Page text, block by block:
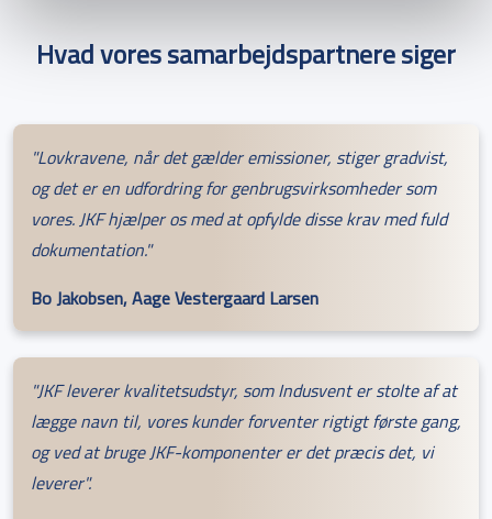
Hvad vores samarbejdspartnere siger
"Lovkravene, når det gælder emissioner, stiger gradvist,
og det er en udfordring for genbrugsvirksomheder som
vores. JKF hjælper os med at opfylde disse krav med fuld
dokumentation."
Bo Jakobsen, Aage Vestergaard Larsen
"JKF leverer kvalitetsudstyr, som Indusvent er stolte af at
lægge navn til, vores kunder forventer rigtigt første gang,
og ved at bruge JKF-komponenter er det præcis det, vi
leverer".